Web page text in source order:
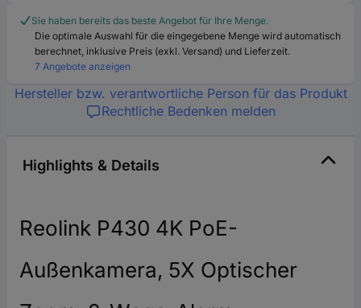
Sie haben bereits das beste Angebot für Ihre Menge.
Die optimale Auswahl für die eingegebene Menge wird automatisch
berechnet, inklusive Preis (exkl. Versand) und Lieferzeit.
7 Angebote anzeigen
Hersteller bzw. verantwortliche Person für das Produkt
Rechtliche Bedenken melden
Highlights & Details
Reolink P430 4K PoE-
Außenkamera, 5X Optischer